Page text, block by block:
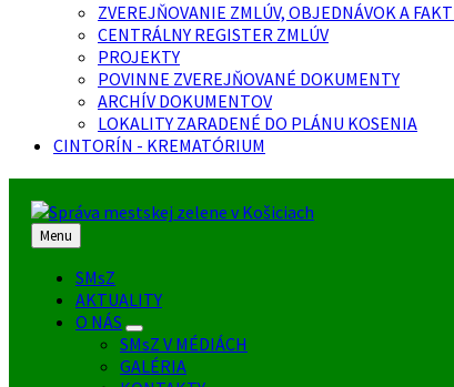
ZVEREJŇOVANIE ZMLÚV, OBJEDNÁVOK A
CENTRÁLNY REGISTER ZMLÚV
PROJEKTY
POVINNE ZVEREJŇOVANÉ DOKUMENTY
ARCHÍV DOKUMENTOV
LOKALITY ZARADENÉ DO PLÁNU KOSENIA
CINTORÍN - KREMATÓRIUM
Menu
SMsZ
AKTUALITY
O NÁS
SMsZ V MÉDIÁCH
GALÉRIA